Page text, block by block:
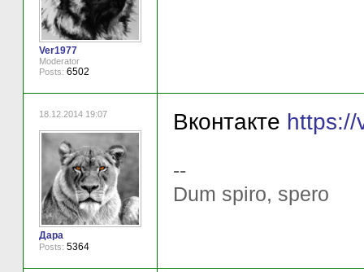
Ver1977
Moderator
Posts: 6502
18.12.2014 19:07
Дара
Posts: 5364
Вконтакте https://
--
Dum spiro, spero